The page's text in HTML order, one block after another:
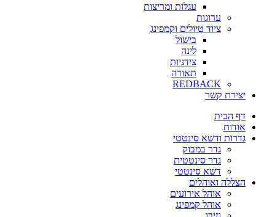
עגלות ומריצות
ערוגות
ציוד טיולים וקמפינג
בישול
לינה
צידניות
תאורה
REDBACK
יצירת קשר
דף הבית
אודות
גדרות ודשא סינטטי
גדר במבוק
גדר סינטטית
דשא סינטטי
הצללה ואוהלים
אוהל אירועים
אוהל קמפינג